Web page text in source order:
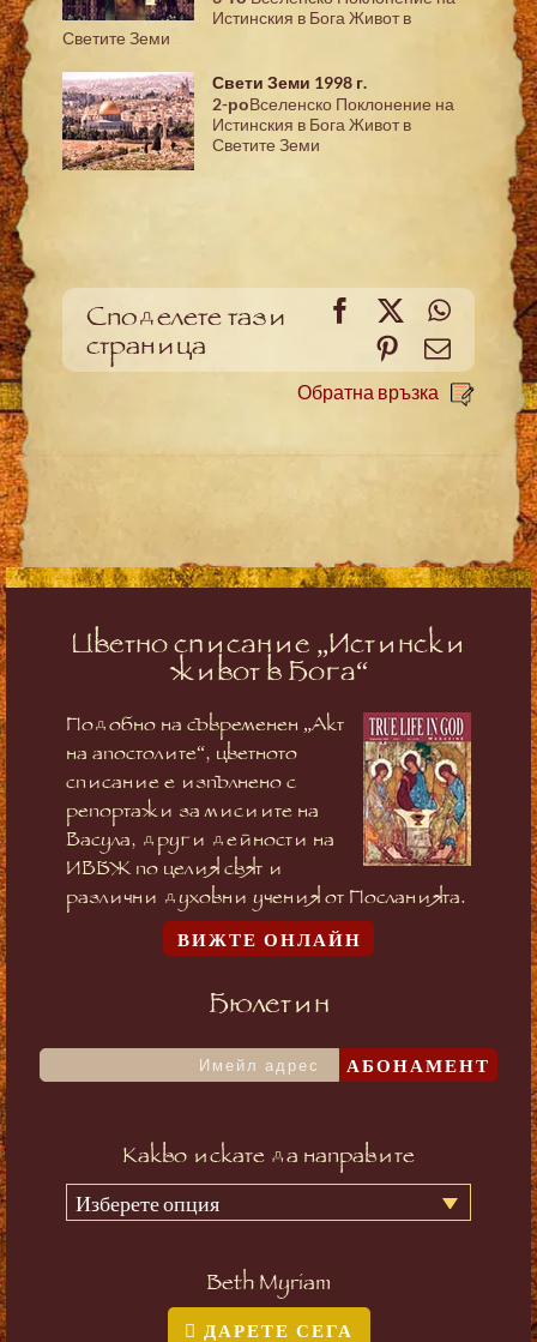
Истинския в Бога Живот в
Светите Земи
Свети Земи 1998 г.
2-роВселенско Поклонение на
Истинския в Бога Живот в
Светите Земи
Споделете тази
страница
Facebook
X
Pinterest
Meйл
Обратна връзка
Цветно списание „Истински
живот в Бога“
Подобно на съвременен „Акт
на апостолите“, цветното
списание е изпълнено с
репортажи за мисиите на
Васула, други дейности на
ИВБЖ по целия свят и
различни духовни учения от Посланията.
ВИЖТЕ ОНЛАЙН
Бюлетин
АБОНАМЕНТ
Какво искате да направите
Изберете опция
Beth Myriam
ДАРЕТЕ СЕГА